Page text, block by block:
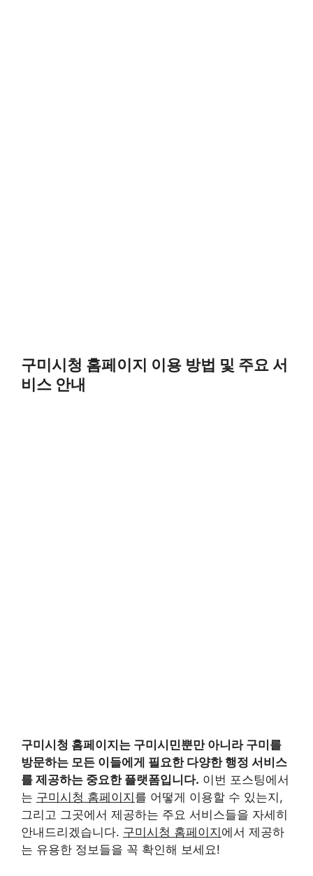
구미시청 홈페이지 이용 방법 및 주요 서
비스 안내
구미시청 홈페이지 는 구미시민뿐만 아니라 구미를
방문하는 모든 이들에게 필요한 다양한 행정 서비스
를 제공하는 중요한 플랫폼입니다. 이번 포스팅에서
는 구미시청 홈페이지 를 어떻게 이용할 수 있는지,
그리고 그곳에서 제공하는 주요 서비스들을 자세히
안내드리겠습니다. 구미시청 홈페이지 에서 제공하
는 유용한 정보들을 꼭 확인해 보세요!